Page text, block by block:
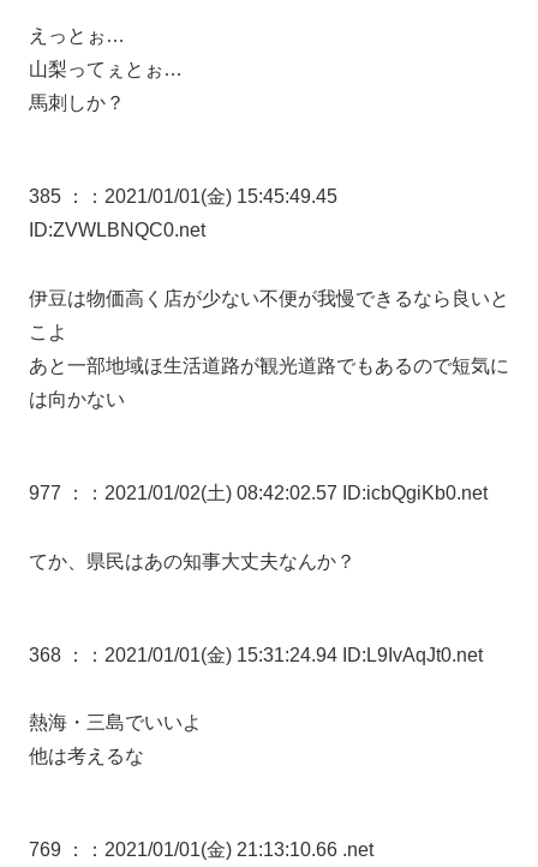
えっとぉ…
山梨ってぇとぉ…
馬刺しか？
385 ：
：2021/01/01(金) 15:45:49.45
ID:ZVWLBNQC0.net
伊豆は物価高く店が少ない不便が我慢できるなら良いと
こよ
あと一部地域ほ生活道路が観光道路でもあるので短気に
は向かない
977 ： ：2021/01/02(土) 08:42:02.57 ID:icbQgiKb0.net
てか、県民はあの知事大丈夫なんか？
368 ： ：2021/01/01(金) 15:31:24.94 ID:L9IvAqJt0.net
熱海・三島でいいよ
他は考えるな
769 ： ：2021/01/01(金) 21:13:10.66 .net